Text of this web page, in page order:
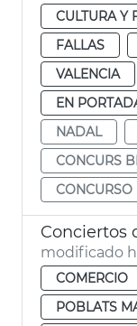
CULTURA Y
FALLAS
VALENCIA
EN
NADAL
CONCURS
CONCURSO
modificado
COMERCIO
POBLATS